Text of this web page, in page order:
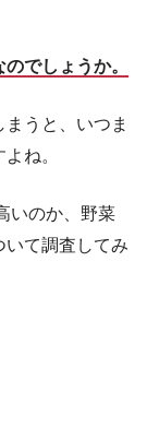
でしょうか。
うと、いつま
ね。
いのか、野菜
いて調査してみ